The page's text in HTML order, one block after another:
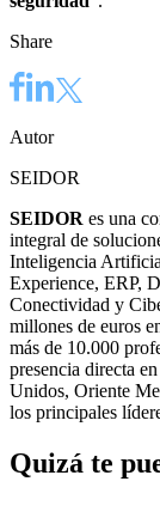
Share
Autor
SEIDOR
SEIDOR es una
integral de
Inteligencia
Experience, ERP,
Conectividad y
millones de euros
más de 10.000
presencia directa
Unidos, Oriente
los principales
Quizá te